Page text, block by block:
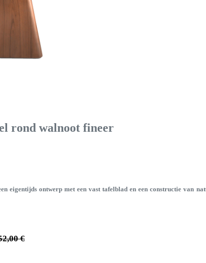
rond walnoot fineer
eigentijds ontwerp met een vast tafelblad en een constructie
€